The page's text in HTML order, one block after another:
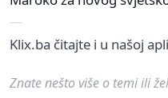
Klix.ba čitajte i u našoj
Znate nešto više o temi ili